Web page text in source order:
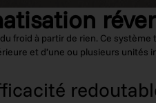
froid à partir de rien. Ce
et d’une ou plusieurs unités